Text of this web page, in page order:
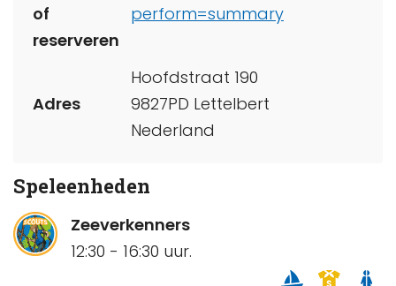
of
reserveren
perform=summary
Adres
Hoofdstraat 190
9827PD Lettelbert
Nederland
Speleenheden
Zeeverkenners
12:30 - 16:30 uur.